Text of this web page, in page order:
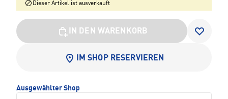
Dieser Artikel ist ausverkauft
IN DEN WARENKORB
IM SHOP RESERVIEREN
Ausgewählter Shop